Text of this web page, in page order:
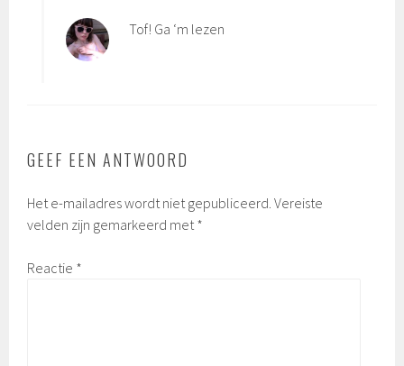
Tof! Ga ‘m lezen
GEEF EEN ANTWOORD
Het e-mailadres wordt niet gepubliceerd. Vereiste
velden zijn gemarkeerd met*
Reactie *